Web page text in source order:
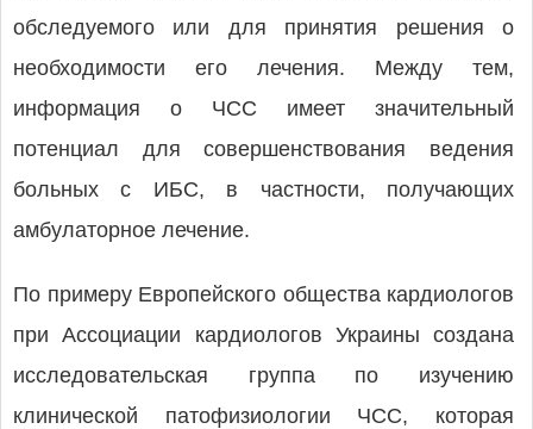
обследуемого или для принятия решения о
необходимости его лечения. Между тем,
информация о ЧСС имеет значительный
потенциал для совершенствования ведения
больных с ИБС, в частности, получающих
амбулаторное лечение.
По примеру Европейского общества кардиологов
при Ассоциации кардиологов Украины создана
исследовательская группа по изучению
клинической патофизиологии ЧСС, которая